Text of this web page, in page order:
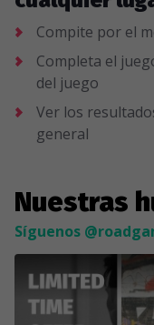
Compite por el
Completa el
del juego
Ver los
general
Nuestras
Síguenos